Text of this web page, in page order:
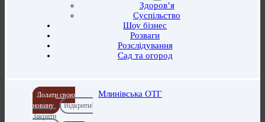
Здоров’я
Суспільство
Шоу бізнес
Розваги
Розслідування
Сад та огород
Додати свою
новину
Відкрити/
Закрити
Млинівська ОТГ